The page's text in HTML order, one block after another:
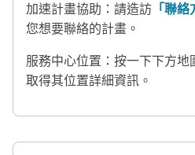
加速計畫協助：請造訪 「聯絡
您想要聯絡的計畫。​​
服務中心位置：按一下下方
取得其位置詳細資訊。​​